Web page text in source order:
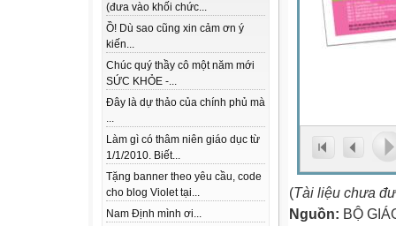
(đưa vào khối chức...
Ồ! Dù sao cũng xin cảm ơn ý
kiến...
Chúc quý thầy cô một năm mới
SỨC KHỎE -...
Đây là dự thảo của chính phủ mà
...
Làm gì có thâm niên giáo dục từ
1/1/2010. Biết...
Tặng banner theo yêu cầu, code
cho blog Violet tại...
Nam Định mình ơi...
(Tài liệu chưa
Nguồn: BỘ